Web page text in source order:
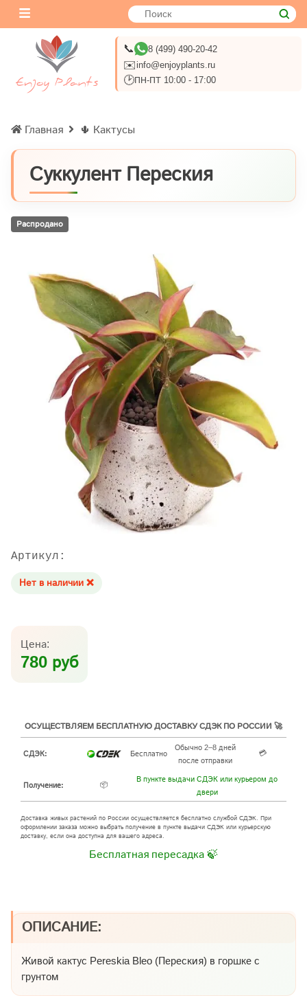
📞 8 (499) 490-20-42
✉️info@enjoyplants.ru
🕑ПН-ПТ 10:00 - 17:00
Главная 🌵 Кактусы
Суккулент Переския
Распродано
Артикул:
Нет в наличии ❌
Цена:
780 руб
ОСУЩЕСТВЛЯЕМ БЕСПЛАТНУЮ ДОСТАВКУ СДЭК ПО РОССИИ 🚀
СДЭК: Бесплатно
Обычно 2–8 дней
после отправки
💳
Получение: 📦
В пункте выдачи СДЭК или курьером до
двери
Доставка живых растений по России осуществляется бесплатно службой СДЭК. При
оформлении заказа можно выбрать получение в пункте выдачи СДЭК или курьерскую
доставку, если она доступна для вашего адреса.
Бесплатная пересадка 🍃
ОПИСАНИЕ:
Живой кактус Pereskia Bleo (Переския) в горшке с
грунтом